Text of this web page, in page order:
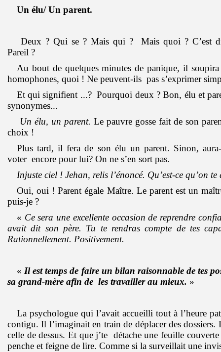
Un élu/ Un parent.
Deux ? Qui se ? Mais qui ? Mais quoi ? C’est
Pareil ?
Au bout de quelques minutes de panique, il soupira
homophones, quoi ! Ne peuvent-ils pas s’exprimer
Et qui signifient ...? Pourquoi deux ? Bon, élu et
synonymes...
Un élu, un parent. Le pauvre gosse fait de son
choix !
Plus tard, il fera de son élu un parent. Sinon,
voter encore pour lui? On ne s’en sort pas.
Injuste ciel ! Jehan, relis l’énoncé. Qu’est-ce qu’on
Oui, oui ! Parent égale Maître. Le parent est un
puis-je ?
« Ce sera une excellente occasion de reprendre
avait dit son père. Tu te rendras compte de tes
Rationnellement. Positivement.
« Il est temps de faire un bilan raisonnable de tes
sa grand-mère afin de les travailler au mieux. »
La psychologue qui l’avait accueilli tout à l’heure
contigu. Il l’imaginait en train de déplacer des dossiers.
celle de dessus. Et que j’te détache une feuille
penche et feigne de lire. Comme si la surveillait une